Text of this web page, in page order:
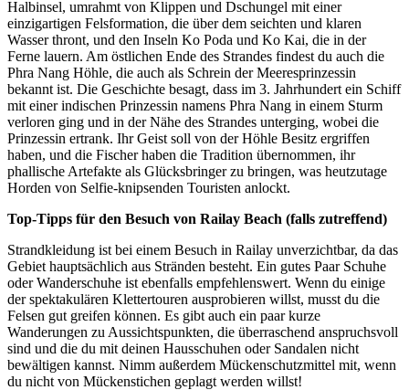
Halbinsel, umrahmt von Klippen und Dschungel mit einer
einzigartigen Felsformation, die über dem seichten und klaren
Wasser thront, und den Inseln Ko Poda und Ko Kai, die in der
Ferne lauern. Am östlichen Ende des Strandes findest du auch die
Phra Nang Höhle, die auch als Schrein der Meeresprinzessin
bekannt ist. Die Geschichte besagt, dass im 3. Jahrhundert ein Schiff
mit einer indischen Prinzessin namens Phra Nang in einem Sturm
verloren ging und in der Nähe des Strandes unterging, wobei die
Prinzessin ertrank. Ihr Geist soll von der Höhle Besitz ergriffen
haben, und die Fischer haben die Tradition übernommen, ihr
phallische Artefakte als Glücksbringer zu bringen, was heutzutage
Horden von Selfie-knipsenden Touristen anlockt.
Top-Tipps für den Besuch von Railay Beach (falls zutreffend)
Strandkleidung ist bei einem Besuch in Railay unverzichtbar, da das
Gebiet hauptsächlich aus Stränden besteht. Ein gutes Paar Schuhe
oder Wanderschuhe ist ebenfalls empfehlenswert. Wenn du einige
der spektakulären Klettertouren ausprobieren willst, musst du die
Felsen gut greifen können. Es gibt auch ein paar kurze
Wanderungen zu Aussichtspunkten, die überraschend anspruchsvoll
sind und die du mit deinen Hausschuhen oder Sandalen nicht
bewältigen kannst. Nimm außerdem Mückenschutzmittel mit, wenn
du nicht von Mückenstichen geplagt werden willst!